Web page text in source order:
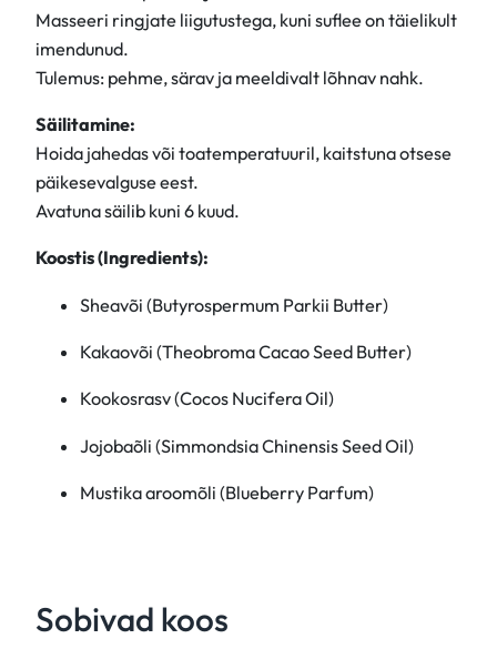
Masseeri ringjate liigutustega, kuni suflee on täielikult
imendunud.
Tulemus: pehme, särav ja meeldivalt lõhnav nahk.
Säilitamine:
Hoida jahedas või toatemperatuuril, kaitstuna otsese
päikesevalguse eest.
Avatuna säilib kuni 6 kuud.
Koostis (Ingredients):
Sheavõi (Butyrospermum Parkii Butter)
Kakaovõi (Theobroma Cacao Seed Butter)
Kookosrasv (Cocos Nucifera Oil)
Jojobaõli (Simmondsia Chinensis Seed Oil)
Mustika aroomõli (Blueberry Parfum)
Sobivad koos